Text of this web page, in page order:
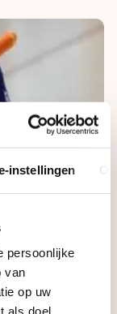
instellingen
persoonlijke
van
op uw
als doel